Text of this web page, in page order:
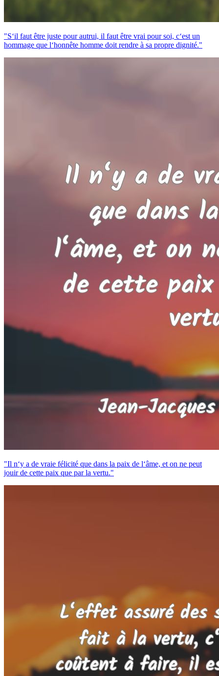
"S‘il faut être juste pour autrui, il faut être vrai pour soi, c‘est un
hommage que l‘honnête homme doit rendre à sa propre dignité."
"Il n‘y a de vraie félicité que dans la paix de l‘âme, et on ne peut
jouir de cette paix que par la vertu."